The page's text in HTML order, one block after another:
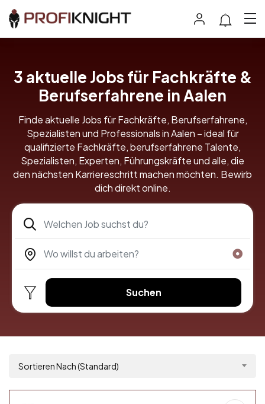
3 aktuelle Jobs für Fachkräfte &
Berufserfahrene in Aalen
Finde aktuelle Jobs für Fachkräfte, Berufserfahrene,
Spezialisten und Professionals in Aalen – ideal für
qualifizierte Fachkräfte, berufserfahrene Talente,
Spezialisten, Experten, Führungskräfte und alle, die
den nächsten Karriereschritt machen möchten. Bewirb
dich direkt online.
Suchen
Sortieren Nach (Standard)